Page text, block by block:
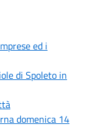
ed i
di Spoleto in
domenica 14